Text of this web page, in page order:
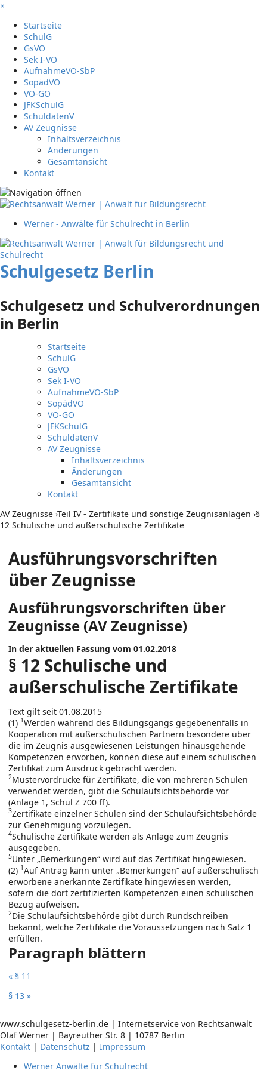
×
Startseite
SchulG
GsVO
Sek I-VO
AufnahmeVO-SbP
SopädVO
VO-GO
JFKSchulG
SchuldatenV
AV Zeugnisse
Inhaltsverzeichnis
Änderungen
Gesamtansicht
Kontakt
Werner - Anwälte für Schulrecht in Berlin
Schulgesetz Berlin
Schulgesetz und Schulverordnungen
in Berlin
Startseite
SchulG
GsVO
Sek I-VO
AufnahmeVO-SbP
SopädVO
VO-GO
JFKSchulG
SchuldatenV
AV Zeugnisse
Inhaltsverzeichnis
Änderungen
Gesamtansicht
Kontakt
AV Zeugnisse ›Teil IV - Zertifikate und sonstige Zeugnisanlagen ›§
12 Schulische und außerschulische Zertifikate
Ausführungsvorschriften
über Zeugnisse
Ausführungsvorschriften über
Zeugnisse (AV Zeugnisse)
In der aktuellen Fassung vom 01.02.2018
§ 12 Schulische und
außerschulische Zertifikate
Text gilt seit 01.08.2015
(1) 1Werden während des Bildungsgangs gegebenenfalls in
Kooperation mit außerschulischen Partnern besondere über
die im Zeugnis ausgewiesenen Leistungen hinausgehende
Kompetenzen erworben, können diese auf einem schulischen
Zertifikat zum Ausdruck gebracht werden.
2Mustervordrucke für Zertifikate, die von mehreren Schulen
verwendet werden, gibt die Schulaufsichtsbehörde vor
(Anlage 1, Schul Z 700 ff).
3Zertifikate einzelner Schulen sind der Schulaufsichtsbehörde
zur Genehmigung vorzulegen.
4Schulische Zertifikate werden als Anlage zum Zeugnis
ausgegeben.
5Unter „Bemerkungen“ wird auf das Zertifikat hingewiesen.
(2) 1Auf Antrag kann unter „Bemerkungen“ auf außerschulisch
erworbene anerkannte Zertifikate hingewiesen werden,
sofern die dort zertifizierten Kompetenzen einen schulischen
Bezug aufweisen.
2Die Schulaufsichtsbehörde gibt durch Rundschreiben
bekannt, welche Zertifikate die Voraussetzungen nach Satz 1
erfüllen.
Paragraph blättern
« § 11
§ 13 »
www.schulgesetz-berlin.de | Internetservice von Rechtsanwalt
Olaf Werner | Bayreuther Str. 8 | 10787 Berlin
Kontakt | Datenschutz | Impressum
Werner Anwälte für Schulrecht